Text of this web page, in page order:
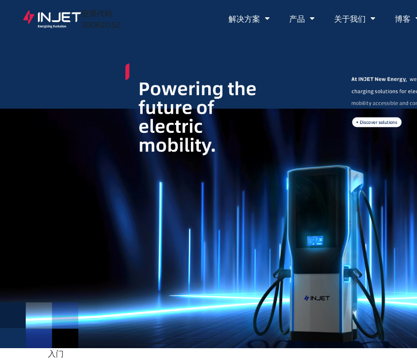
股票代码
300820.SZ
解决方案 产品 关于我们 博客
入门